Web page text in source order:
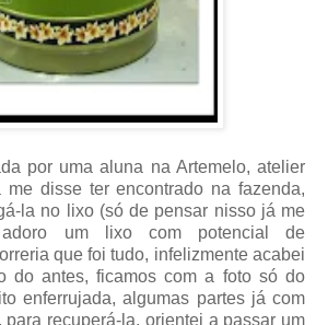
por uma aluna na Artemelo, atelier
disse ter encontrado na fazenda,
la no lixo (só de pensar nisso já me
um lixo com potencial de
que foi tudo, infelizmente acabei
do antes, ficamos com a foto só do
enferrujada, algumas partes já com
para recuperá-la, orientei a passar um